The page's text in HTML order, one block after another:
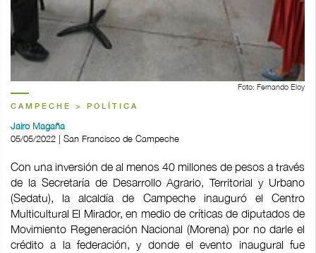
Foto: Fernando Eloy
CAMPECHE > POLÍTICA
Jairo Magaña
05/05/2022 | San Francisco de Campeche
Con una inversión de al menos 40 millones de pesos a través
de la Secretaría de Desarrollo Agrario, Territorial y Urbano
(Sedatu), la alcaldía de Campeche inauguró el Centro
Multicultural El Mirador, en medio de críticas de diputados de
Movimiento Regeneración Nacional (Morena) por no darle el
crédito a la federación, y donde el evento inaugural fue